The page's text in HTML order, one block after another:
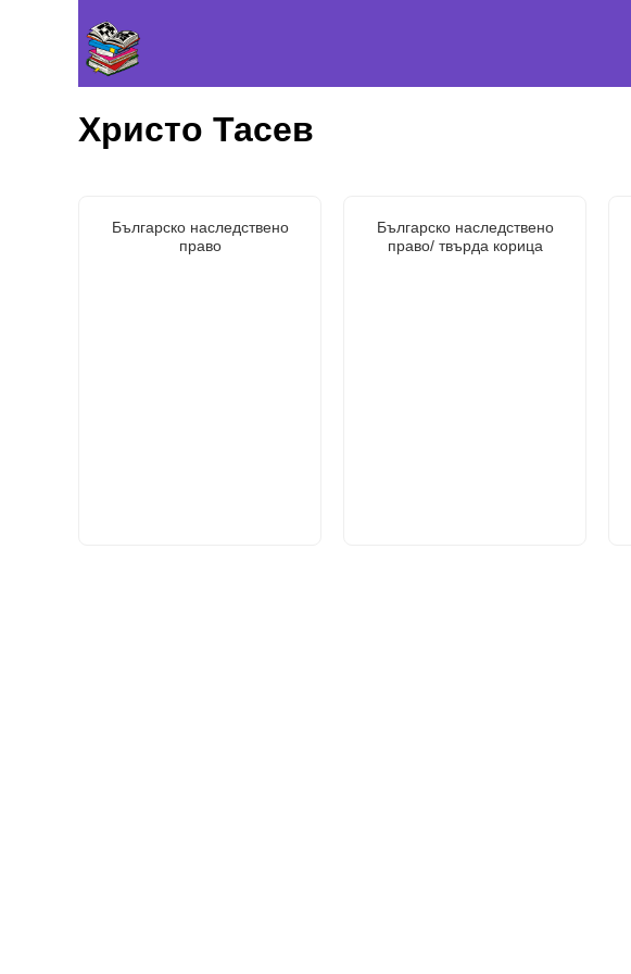
Христо Тасев
Българско наследствено
право
Българско наследствено
право/ твърда корица